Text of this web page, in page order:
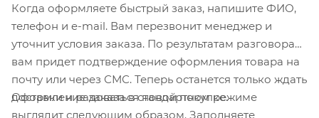
Когда оформляете быстрый заказ, напишите ФИО,
телефон и e-mail. Вам перезвонит менеджер и
уточнит условия заказа. По результатам разговора
вам придет подтверждение оформления товара на
почту или через СМС. Теперь останется только ждать
доставки и радоваться новой покупке.
Оформление заказа в стандартном режиме
выглядит следующим образом. Заполняете